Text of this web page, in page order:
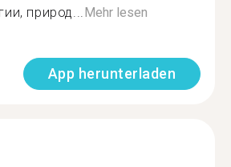
природ...Mehr lesen
App herunterladen